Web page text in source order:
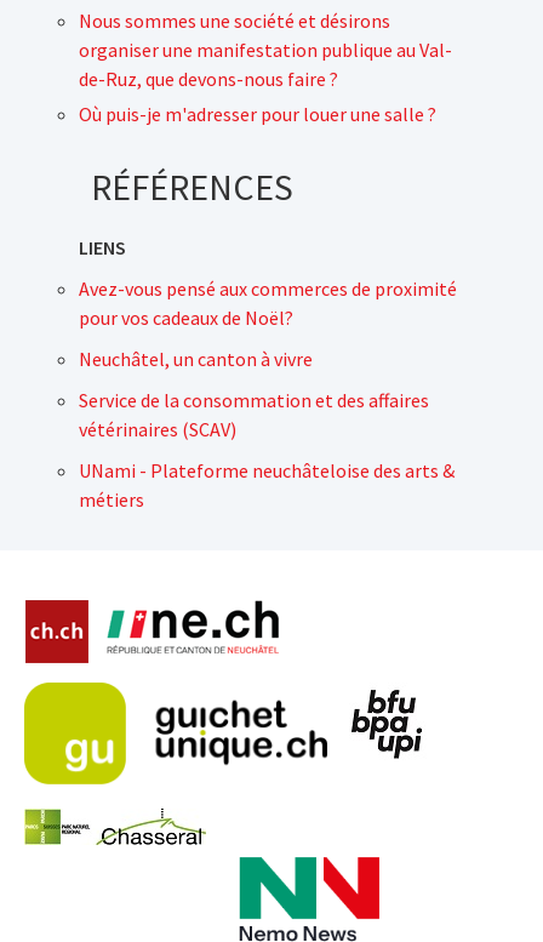
Nous sommes une société et désirons
organiser une manifestation publique au Val-
de-Ruz, que devons-nous faire ?
Où puis-je m'adresser pour louer une salle ?
RÉFÉRENCES
LIENS
Avez-vous pensé aux commerces de proximité
pour vos cadeaux de Noël?
Neuchâtel, un canton à vivre
Service de la consommation et des affaires
vétérinaires (SCAV)
UNami - Plateforme neuchâteloise des arts &
métiers